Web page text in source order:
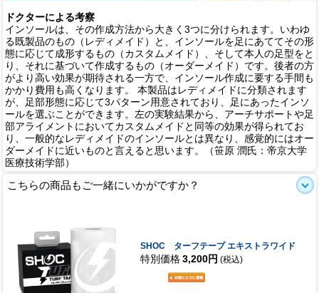
ドクターによる考察
インソールは、その作成方法から大きく3つに分けられます。いわゆ
る既製品のもの（レディメイド）と、インソールを足にあててその形
態に応じて成形するもの（カスタムメイド）、そして本人の足型をと
り、それに基づいて作成するもの（オーダーメイド）です。後者の方
がより高い効果が期待される一方で、インソール作成に要する手間も
かかり費用も高くなります。 本製品はレディメイドに分類されます
が、足部形態に応じて3パターン用意されており、足にあったインソ
ールを選ぶことができます。左の実験結果から、アーチサポートや足
部アライメントにおいてカスタムメイドと同等の効果が得られてお
り、一般的なレディメイドのインソールとは異なり、感覚的にはオー
ダーメイドに近いものと言えると思います。（笹原 潤氏：帝京大学
医療技術学部）
こちらの商品もご一緒にいかがですか？
SHOC ターフテープ エキストラワイド
特別価格 3,200円 (税込)